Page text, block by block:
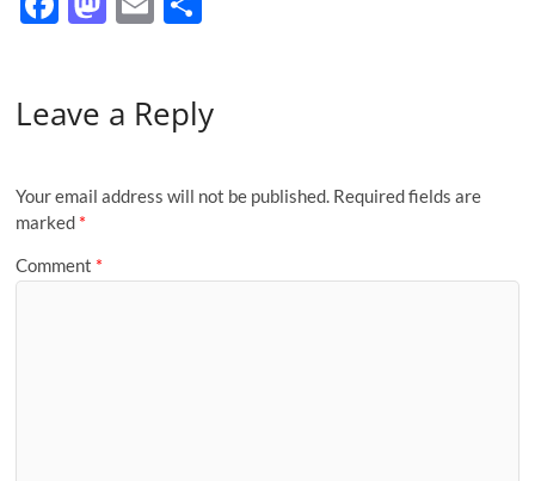
b
o
k
d
n
e
Leave a Reply
Your email address will not be published. Required fields are
marked *
Comment *